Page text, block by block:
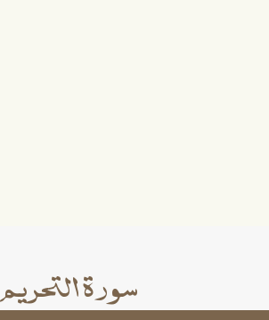
سورۃ التحریم